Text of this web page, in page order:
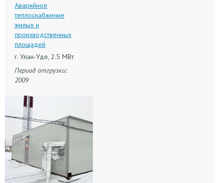
Аварийное
теплоснабжение
жилых и
производственных
площадей
г. Улан-Уде, 2.5 МВт
Период отгрузки:
2009